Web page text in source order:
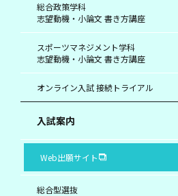
総合政策学科
志望動機・小論文 書き方講座
スポーツマネジメント学科
志望動機・小論文 書き方講座
オンライン入試 接続トライアル
入試案内
Web出願サイト
総合型選抜